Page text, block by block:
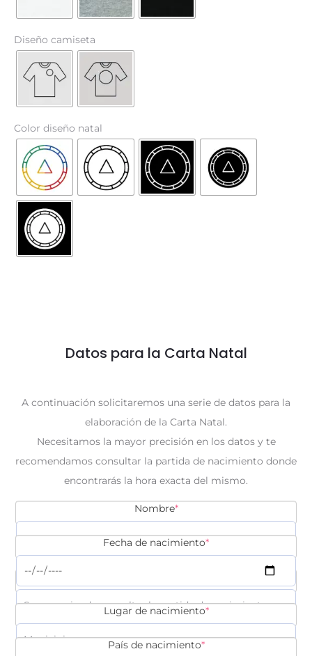
Diseño camiseta
Color diseño natal
Datos para la Carta Natal
A continuación solicitaremos una serie de datos para la
elaboración de la Carta Natal.
Necesitamos la mayor precisión en los datos y te
recomendamos consultar la partida de nacimiento donde
encontrarás la hora exacta del mismo.
Nombre*(required)
Fecha de nacimiento*(required)
Lugar de nacimiento*(required)
País de nacimiento*(required)